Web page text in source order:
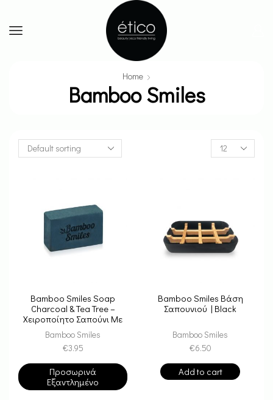
Home
Bamboo Smiles
Bamboo Smiles Soap
Charcoal & Tea Tree –
Χειροποίητο Σαπούνι Με
Ενεργό Άνθρακα Από
Μπαμπού & Τειόδενδρο
Bamboo Smiles
€3.95
Προσωρινά
Εξαντλημένο
Bamboo Smiles Βάση
Σαπουνιού | Black
Bamboo Smiles
€6.50
Add to cart